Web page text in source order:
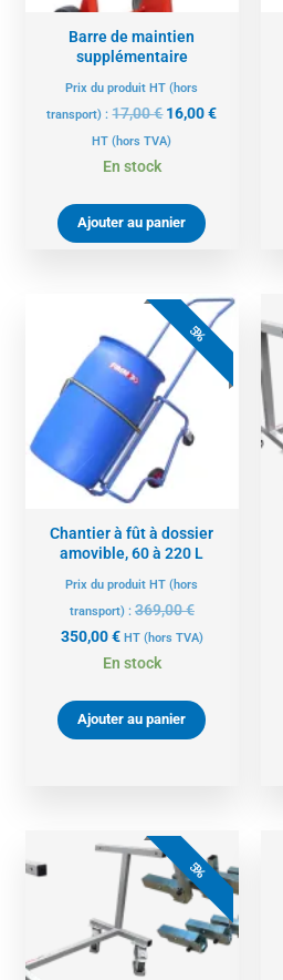
Barre de maintien
supplémentaire
Prix du produit HT (hors
transport) :17,00€ 16,00€
HT (hors TVA)
En stock
Ajouter au panier
5%
Chantier à fût à dossier
amovible, 60 à 220 L
Prix du produit HT (hors
transport) : 369,00€
Le
prix
initial
était :
350,00€
actuel
est :
350,00 €.
HT (hors TVA)
En stock
Ajouter au panier
5%prix
initial
était :
1559,00 €.
Le
prix
actuel
est :
1481,00 €.